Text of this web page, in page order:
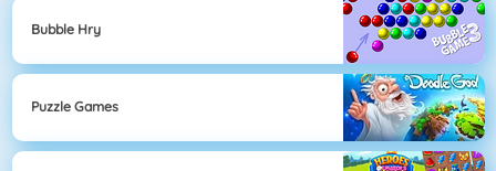
Bubble Hry
Puzzle Games